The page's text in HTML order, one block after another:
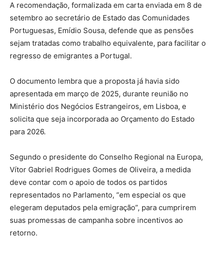
A recomendação, formalizada em carta enviada em 8 de
setembro ao secretário de Estado das Comunidades
Portuguesas, Emídio Sousa, defende que as pensões
sejam tratadas como trabalho equivalente, para facilitar o
regresso de emigrantes a Portugal.
O documento lembra que a proposta já havia sido
apresentada em março de 2025, durante reunião no
Ministério dos Negócios Estrangeiros, em Lisboa, e
solicita que seja incorporada ao Orçamento do Estado
para 2026.
Segundo o presidente do Conselho Regional na Europa,
Vítor Gabriel Rodrigues Gomes de Oliveira, a medida
deve contar com o apoio de todos os partidos
representados no Parlamento, “em especial os que
elegeram deputados pela emigração”, para cumprirem
suas promessas de campanha sobre incentivos ao
retorno.